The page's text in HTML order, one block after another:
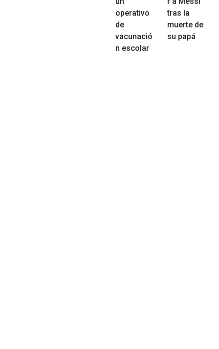
operativo
de
vacunació
n escolar
tras la
muerte de
su papá